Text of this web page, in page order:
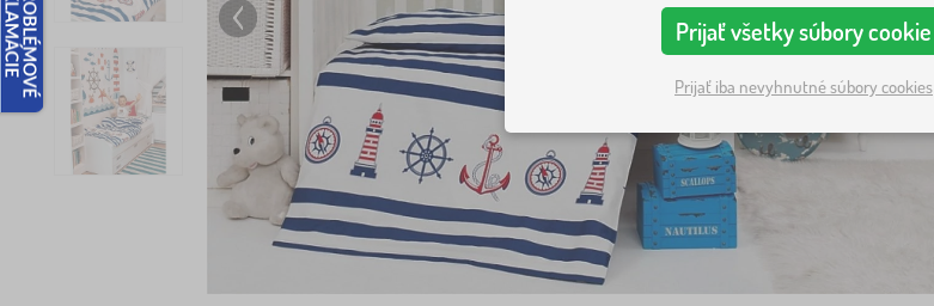
Prijať všetky súbory cookie
Prijať iba nevyhnutné súbory cookies